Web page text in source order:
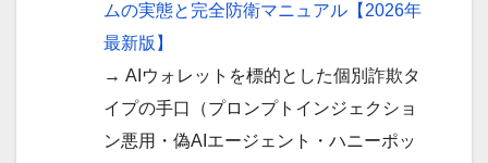
ムの実態と完全防衛マニュアル【2026年
最新版】
→ AIウォレットを標的とした個別詐欺タ
イプの手口（プロンプトインジェクショ
ン悪用・偽AIエージェント・ハニーポッ